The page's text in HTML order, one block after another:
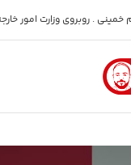
خمینی . روبروی وزارت امور